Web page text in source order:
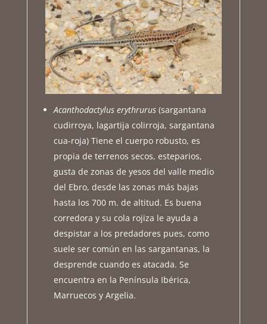
Acanthodactylus erythrurus (sargantana
cudirroya, lagartija colirroja, sargantana
cua-roja) Tiene el cuerpo robusto, es
propia de terrenos secos, esteparios,
gusta de zonas de yesos del valle medio
del Ebro, desde las zonas más bajas
hasta los 700 m. de altitud. Es buena
corredora y su cola rojiza le ayuda a
despistar a los predadores pues, como
suele ser común en las sargantanas, la
desprende cuando es atacada. Se
encuentra en la Península Ibérica,
Marruecos y Argelia.